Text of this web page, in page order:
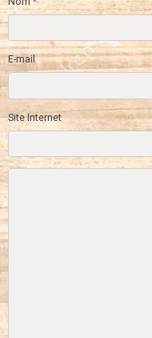
E-mail
Site Internet